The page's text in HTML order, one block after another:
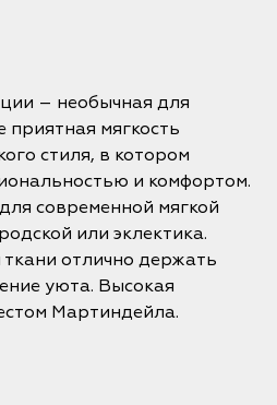
– необычная для
приятная мягкость
стиля, в котором
и комфортом.
современной мягкой
или эклектика.
ткани отлично держать
уюта. Высокая
Мартиндейла.